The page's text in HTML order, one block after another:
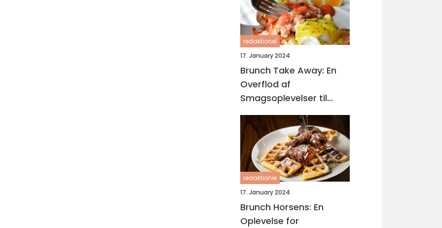
redaktionel
17. January 2024
Brunch Take Away: En
Overflod af
Smagsoplevelser til
Dem på Farten
redaktionel
17. January 2024
Brunch Horsens: En
Oplevelse for